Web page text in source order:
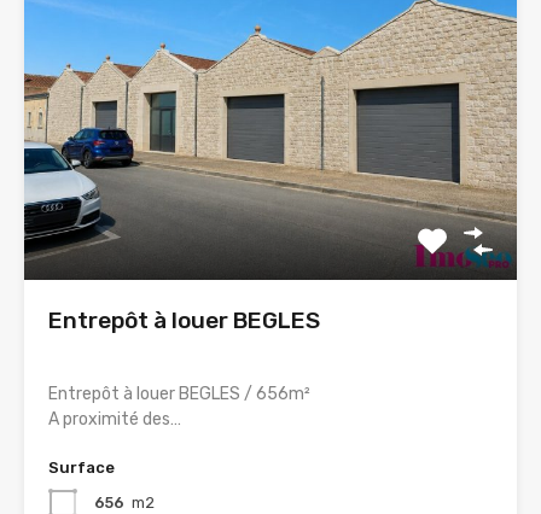
Entrepôt à louer BEGLES
Entrepôt à louer BEGLES / 656m²
A proximité des…
Surface
656 m2